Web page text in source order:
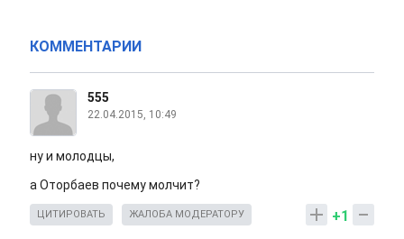
КОММЕНТАРИИ
555
22.04.2015, 10:49
ну и молодцы,
а Оторбаев почему молчит?
+1
ЦИТИРОВАТЬ ЖАЛОБА МОДЕРАТОРУ